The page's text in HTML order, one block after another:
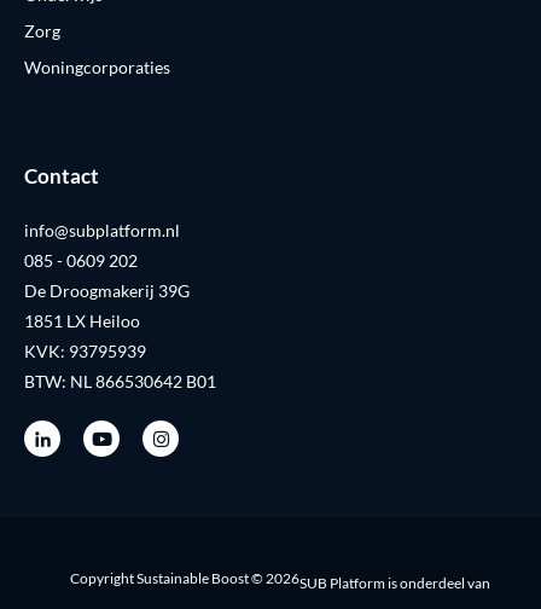
Zorg
Woningcorporaties
Contact
info@subplatform.nl
085 - 0609 202
De Droogmakerij 39G
1851 LX Heiloo
KVK: 93795939
BTW: NL 866530642 B01
Copyright Sustainable Boost © 2026SUB Platform is onderdeel van